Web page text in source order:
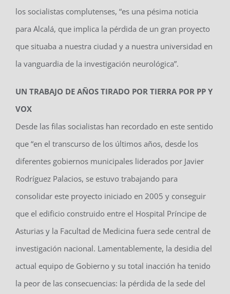
los socialistas complutenses, “es una pésima noticia
para Alcalá, que implica la pérdida de un gran proyecto
que situaba a nuestra ciudad y a nuestra universidad en
la vanguardia de la investigación neurológica”.
UN TRABAJO DE AÑOS TIRADO POR TIERRA POR PP Y
VOX
Desde las filas socialistas han recordado en este sentido
que “en el transcurso de los últimos años, desde los
diferentes gobiernos municipales liderados por Javier
Rodríguez Palacios, se estuvo trabajando para
consolidar este proyecto iniciado en 2005 y conseguir
que el edificio construido entre el Hospital Príncipe de
Asturias y la Facultad de Medicina fuera sede central de
investigación nacional. Lamentablemente, la desidia del
actual equipo de Gobierno y su total inacción ha tenido
la peor de las consecuencias: la pérdida de la sede del